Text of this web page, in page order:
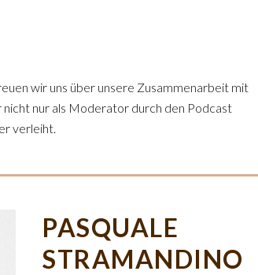
wir uns über unsere Zusammenarbeit mit
nicht nur als Moderator durch den Podcast
verleiht.
PASQUALE
STRAMANDINO